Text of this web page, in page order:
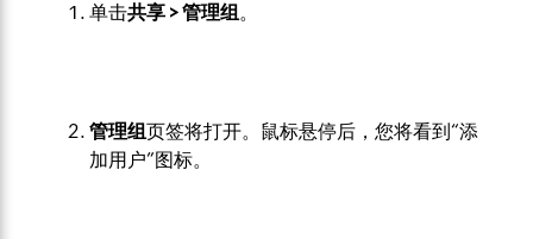
单击共享 > 管理组。
管理组页签将打开。鼠标悬停后，您将看到“添
加用户”图标。